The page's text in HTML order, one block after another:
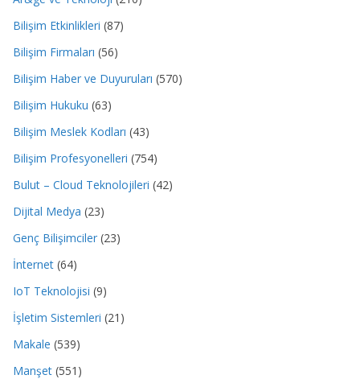
Bilişim Etkinlikleri (87)
Bilişim Firmaları (56)
Bilişim Haber ve Duyuruları (570)
Bilişim Hukuku (63)
Bilişim Meslek Kodları (43)
Bilişim Profesyonelleri (754)
Bulut – Cloud Teknolojileri (42)
Dijital Medya (23)
Genç Bilişimciler (23)
İnternet (64)
IoT Teknolojisi (9)
İşletim Sistemleri (21)
Makale (539)
Manşet (551)